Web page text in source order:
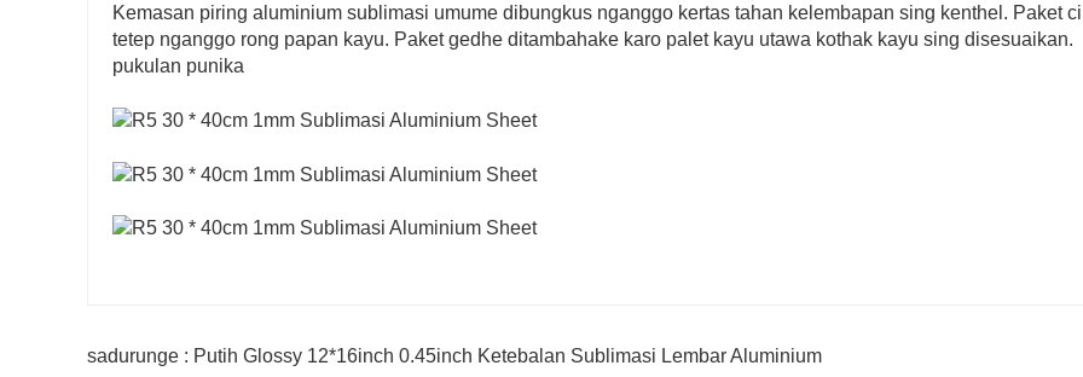
Kemasan piring aluminium sublimasi umume dibungkus nganggo kertas tahan kelembapan sing kenthel. Paket
tetep nganggo rong papan kayu. Paket gedhe ditambahake karo palet kayu utawa kothak kayu sing disesuaikan.
pukulan punika
sadurunge : Putih Glossy 12*16inch 0.45inch Ketebalan Sublimasi Lembar Aluminium